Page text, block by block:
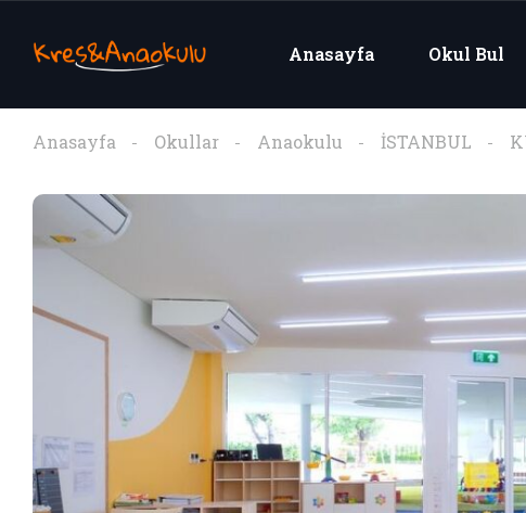
Anasayfa Okul Bul
Anasayfa Okullar Anaokulu İSTANBUL